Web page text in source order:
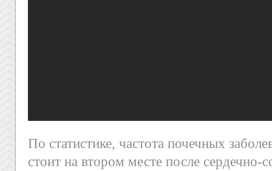
По статистике, частота почечных
стоит на втором месте после сердечно-